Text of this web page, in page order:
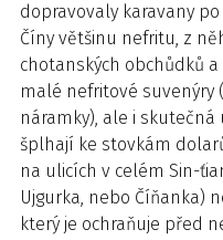
dopravovaly karavany
Číny většinu nefritu, z
chotanských obchůdků
malé nefritové suvenýry
náramky), ale i skutečná
šplhají ke stovkám
na ulicích v celém Sin-
Ujgurka, nebo Číňanka)
který je ochraňuje před